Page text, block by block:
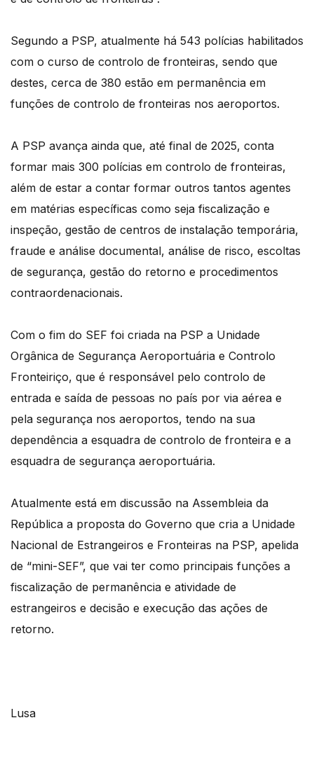
Segundo a PSP, atualmente há 543 polícias habilitados
com o curso de controlo de fronteiras, sendo que
destes, cerca de 380 estão em permanência em
funções de controlo de fronteiras nos aeroportos.
A PSP avança ainda que, até final de 2025, conta
formar mais 300 polícias em controlo de fronteiras,
além de estar a contar formar outros tantos agentes
em matérias específicas como seja fiscalização e
inspeção, gestão de centros de instalação temporária,
fraude e análise documental, análise de risco, escoltas
de segurança, gestão do retorno e procedimentos
contraordenacionais.
Com o fim do SEF foi criada na PSP a Unidade
Orgânica de Segurança Aeroportuária e Controlo
Fronteiriço, que é responsável pelo controlo de
entrada e saída de pessoas no país por via aérea e
pela segurança nos aeroportos, tendo na sua
dependência a esquadra de controlo de fronteira e a
esquadra de segurança aeroportuária.
Atualmente está em discussão na Assembleia da
República a proposta do Governo que cria a Unidade
Nacional de Estrangeiros e Fronteiras na PSP, apelida
de “mini-SEF”, que vai ter como principais funções a
fiscalização de permanência e atividade de
estrangeiros e decisão e execução das ações de
retorno.
Lusa